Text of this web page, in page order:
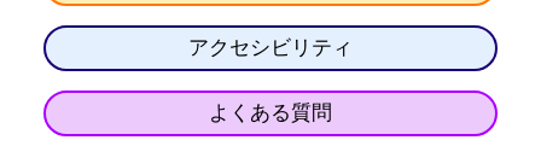
アクセシビリティ
よくある質問